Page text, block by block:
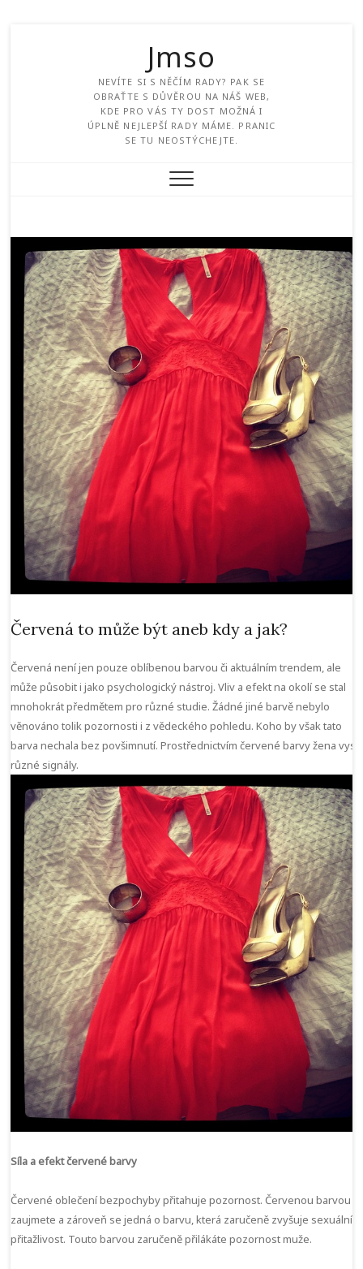
Jmso
NEVÍTE SI S NĚČÍM RADY? PAK SE
OBRAŤTE S DŮVĚROU NA NÁŠ WEB,
KDE PRO VÁS TY DOST MOŽNÁ I
ÚPLNĚ NEJLEPŠÍ RADY MÁME. PRANIC
SE TU NEOSTÝCHEJTE.
Červená to může být aneb kdy a jak?
Červená není jen pouze oblíbenou barvou či aktuálním trendem, ale
může působit i jako psychologický nástroj. Vliv a efekt na okolí se stal
mnohokrát předmětem pro různé studie. Žádné jiné barvě nebylo
věnováno tolik pozornosti i z vědeckého pohledu. Koho by však tato
barva nechala bez povšimnutí. Prostřednictvím červené barvy žena
různé signály.
Síla a efekt červené barvy
Červené oblečení bezpochyby přitahuje pozornost. Červenou barvou
zaujmete a zároveň se jedná o barvu, která zaručeně zvyšuje sexuální
přitažlivost. Touto barvou zaručeně přilákáte pozornost muže.